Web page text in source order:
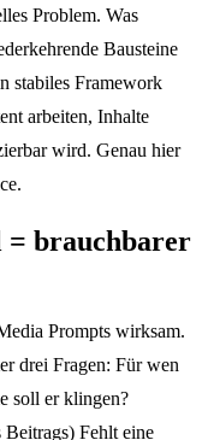
Problem. Was
Bausteine
stabiles Framework
arbeiten, Inhalte
wird. Genau hier
= brauchbarer
Prompts wirksam.
drei Fragen: Für wen
soll er klingen?
Fehlt eine